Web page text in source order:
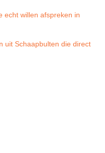
echt willen afspreken in
uit Schaapbulten die direct